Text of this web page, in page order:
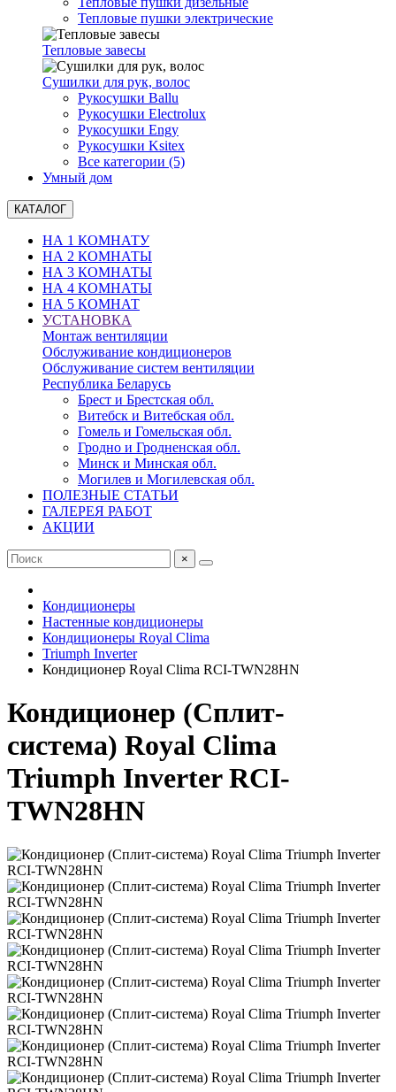
Тепловые пушки электрические
Тепловые завесы
Сушилки для рук, волоc
Рукосушки Ballu
Рукосушки Electrolux
Рукосушки Engy
Рукосушки Ksitex
Все категории (5)
Умный дом
КАТАЛОГ
НА 1 КОМНАТУ
НА 2 КОМНАТЫ
НА 3 КОМНАТЫ
НА 4 КОМНАТЫ
НА 5 КОМНАТ
УСТАНОВКА
Монтаж вентиляции
Обслуживание кондиционеров
Обслуживание систем вентиляции
Республика Беларусь
Брест и Брестская обл.
Витебск и Витебская обл.
Гомель и Гомельская обл.
Гродно и Гродненская обл.
Минск и Минская обл.
Могилев и Могилевская обл.
ПОЛЕЗНЫЕ СТАТЬИ
ГАЛЕРЕЯ РАБОТ
АКЦИИ
×
Кондиционеры
Настенные кондиционеры
Кондиционеры Royal Clima
Triumph Inverter
Кондиционер Royal Clima RCI-TWN28HN
Кондиционер (Сплит-
система) Royal Clima
Triumph Inverter RCI-
TWN28HN